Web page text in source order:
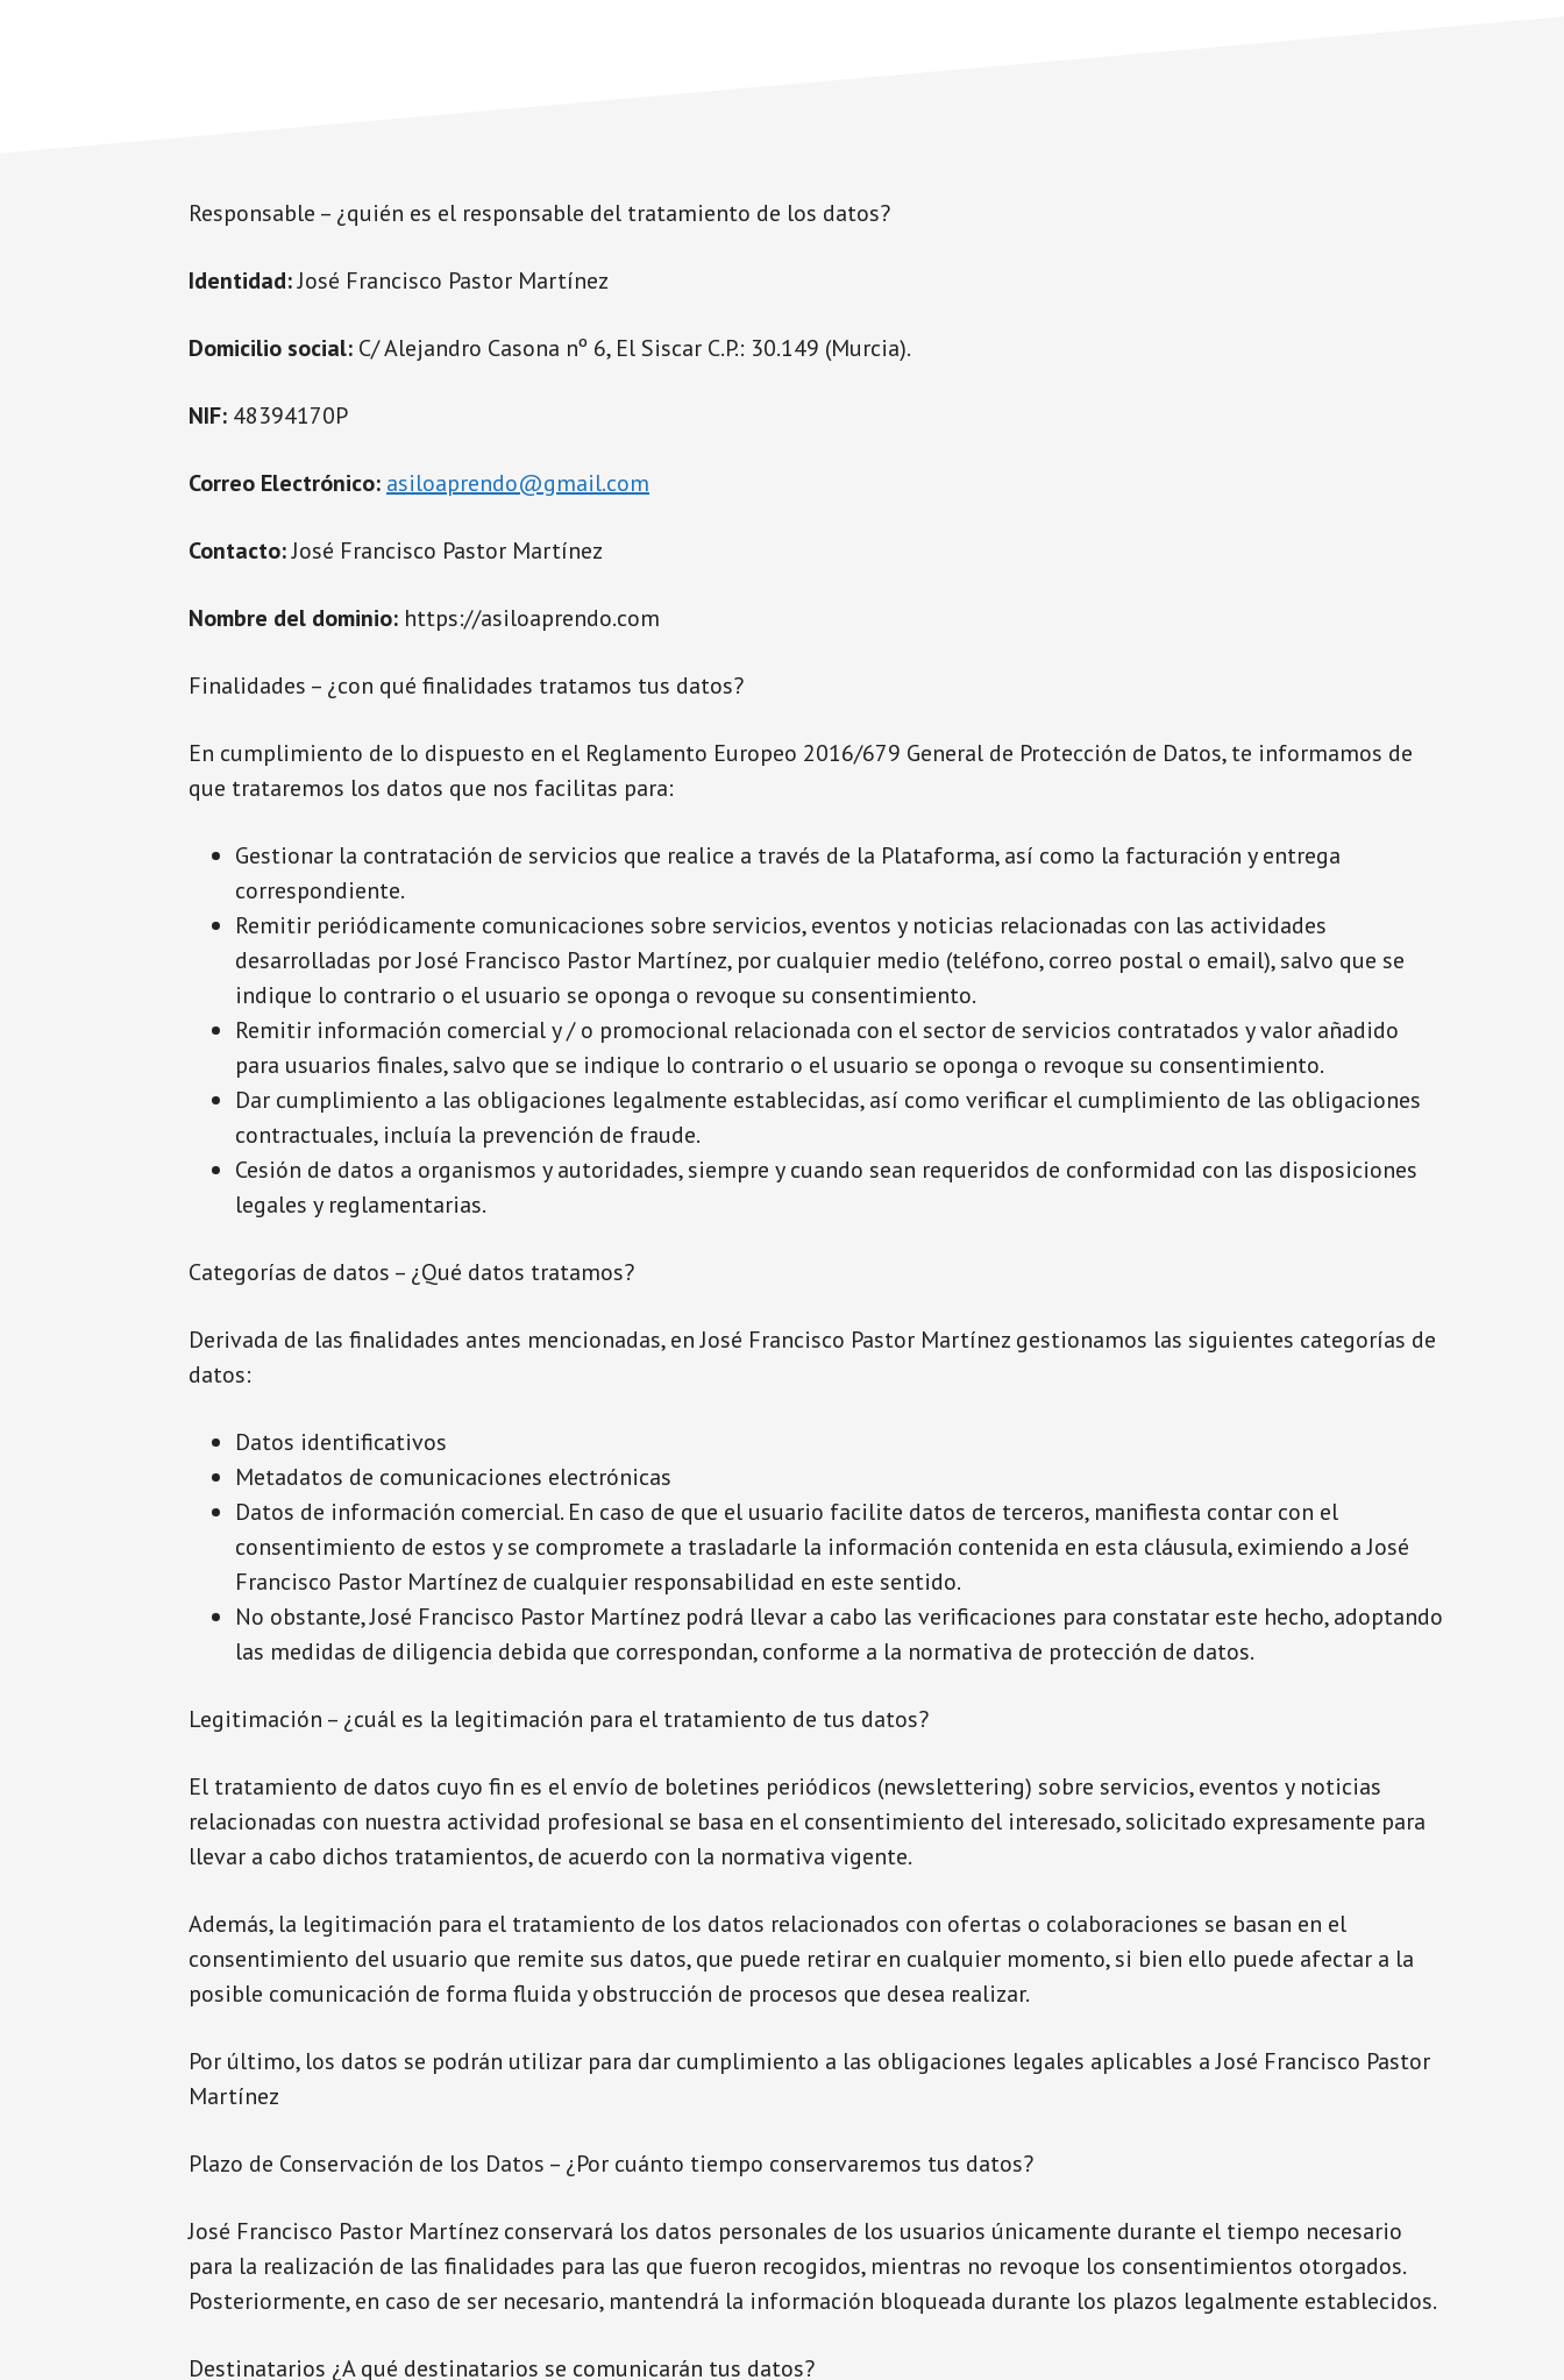
Responsable – ¿quién es el responsable del tratamiento de los datos?
Identidad:José Francisco Pastor Martínez
Domicilio social: C/ Alejandro Casona nº 6, El Siscar C.P.: 30.149 (Murcia).
NIF: 48394170P
Correo Electrónico: asiloaprendo@gmail.com
Contacto:José Francisco Pastor Martínez
Nombre del dominio: https://asiloaprendo.com
Finalidades – ¿con qué finalidades tratamos tus datos?
En cumplimiento de lo dispuesto en el Reglamento Europeo 2016/679 General de Protección de Datos, te informamos de
que trataremos los datos que nos facilitas para:
Gestionar la contratación de servicios que realice a través de la Plataforma, así como la facturación y entrega
correspondiente.
Remitir periódicamente comunicaciones sobre servicios, eventos y noticias relacionadas con las actividades
desarrolladas por José Francisco Pastor Martínez, por cualquier medio (teléfono, correo postal o email), salvo que se
indique lo contrario o el usuario se oponga o revoque su consentimiento.
Remitir información comercial y / o promocional relacionada con el sector de servicios contratados y valor añadido
para usuarios finales, salvo que se indique lo contrario o el usuario se oponga o revoque su consentimiento.
Dar cumplimiento a las obligaciones legalmente establecidas, así como verificar el cumplimiento de las obligaciones
contractuales, incluía la prevención de fraude.
Cesión de datos a organismos y autoridades, siempre y cuando sean requeridos de conformidad con las disposiciones
legales y reglamentarias.
Categorías de datos – ¿Qué datos tratamos?
Derivada de las finalidades antes mencionadas, en José Francisco Pastor Martínez gestionamos las siguientes categorías de
datos:
Datos identificativos
Metadatos de comunicaciones electrónicas
Datos de información comercial. En caso de que el usuario facilite datos de terceros, manifiesta contar con el
consentimiento de estos y se compromete a trasladarle la información contenida en esta cláusula, eximiendo a José
Francisco Pastor Martínez de cualquier responsabilidad en este sentido.
No obstante, José Francisco Pastor Martínez podrá llevar a cabo las verificaciones para constatar este hecho, adoptando
las medidas de diligencia debida que correspondan, conforme a la normativa de protección de datos.
Legitimación – ¿cuál es la legitimación para el tratamiento de tus datos?
El tratamiento de datos cuyo fin es el envío de boletines periódicos (newslettering) sobre servicios, eventos y noticias
relacionadas con nuestra actividad profesional se basa en el consentimiento del interesado, solicitado expresamente para
llevar a cabo dichos tratamientos, de acuerdo con la normativa vigente.
Además, la legitimación para el tratamiento de los datos relacionados con ofertas o colaboraciones se basan en el
consentimiento del usuario que remite sus datos, que puede retirar en cualquier momento, si bien ello puede afectar a la
posible comunicación de forma fluida y obstrucción de procesos que desea realizar.
Por último, los datos se podrán utilizar para dar cumplimiento a las obligaciones legales aplicables a José Francisco Pastor
Martínez
Plazo de Conservación de los Datos – ¿Por cuánto tiempo conservaremos tus datos?
José Francisco Pastor Martínez conservará los datos personales de los usuarios únicamente durante el tiempo necesario
para la realización de las finalidades para las que fueron recogidos, mientras no revoque los consentimientos otorgados.
Posteriormente, en caso de ser necesario, mantendrá la información bloqueada durante los plazos legalmente establecidos.
Destinatarios ¿A qué destinatarios se comunicarán tus datos?